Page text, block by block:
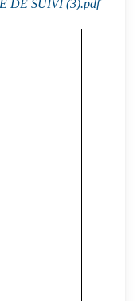
DE SUIVI (3).pdf